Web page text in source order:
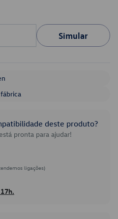
Simular
deste produto?
pronta para ajudar!
ligações)